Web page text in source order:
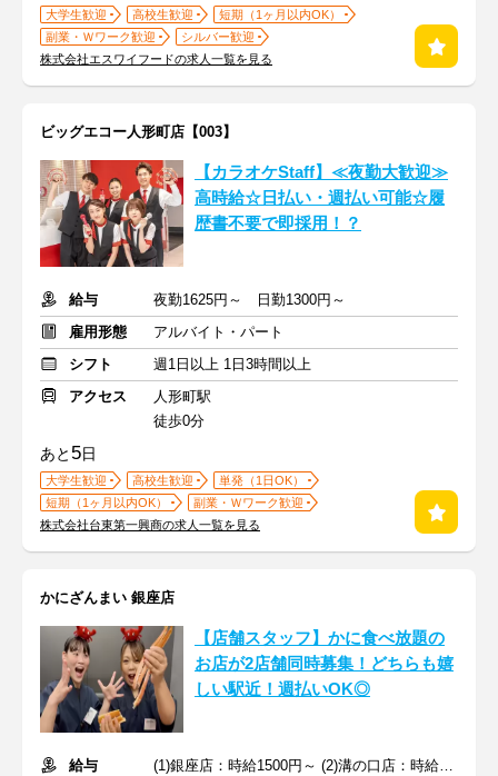
大学生歓迎 高校生歓迎
短期（1ヶ月以内OK）
副業・Ｗワーク歓迎
シルバー歓迎
株式会社エスワイフードの求人一覧を見る
ビッグエコー人形町店【003】
【カラオケStaff】≪夜勤大歓迎≫
高時給☆日払い・週払い可能☆履
歴書不要で即採用！？
給与
夜勤1625円～ 日勤1300円～
雇用形態
アルバイト・パート
シフト
週1日以上 1日3時間以上
アクセス
人形町駅
徒歩0分
あと 5日
大学生歓迎 高校生歓迎
単発（1日OK）
短期（1ヶ月以内OK）
副業・Ｗワーク歓迎
株式会社台東第一興商の求人一覧を見る
かにざんまい 銀座店
【店舗スタッフ】かに食べ放題の
お店が2店舗同時募集！どちらも嬉
しい駅近！週払いOK◎
給与
(1)銀座店：時給1500円～ (2)溝の口店：時給1300円～